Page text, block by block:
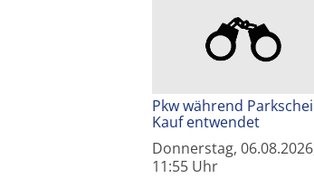
Pkw während
Kauf entwendet
Donnerstag,
11:55 Uhr